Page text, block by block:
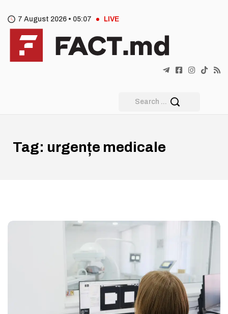
7 August 2026 • 05:07 LIVE
Tag: urgențe medicale